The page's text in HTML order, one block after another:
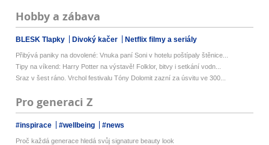
Hobby a zábava
BLESK Tlapky Divoký kačer Netflix filmy a seriály
Přibývá paniky na dovolené: Vnuka paní Soni v hotelu poštípaly štěnice...
Tipy na víkend: Harry Potter na výstavě! Folklor, bitvy i setkání vodn...
Sraz v šest ráno. Vrchol festivalu Tóny Dolomit zazní za úsvitu ve 300...
Pro generaci Z
#inspirace #wellbeing #news
Proč každá generace hledá svůj signature beauty look